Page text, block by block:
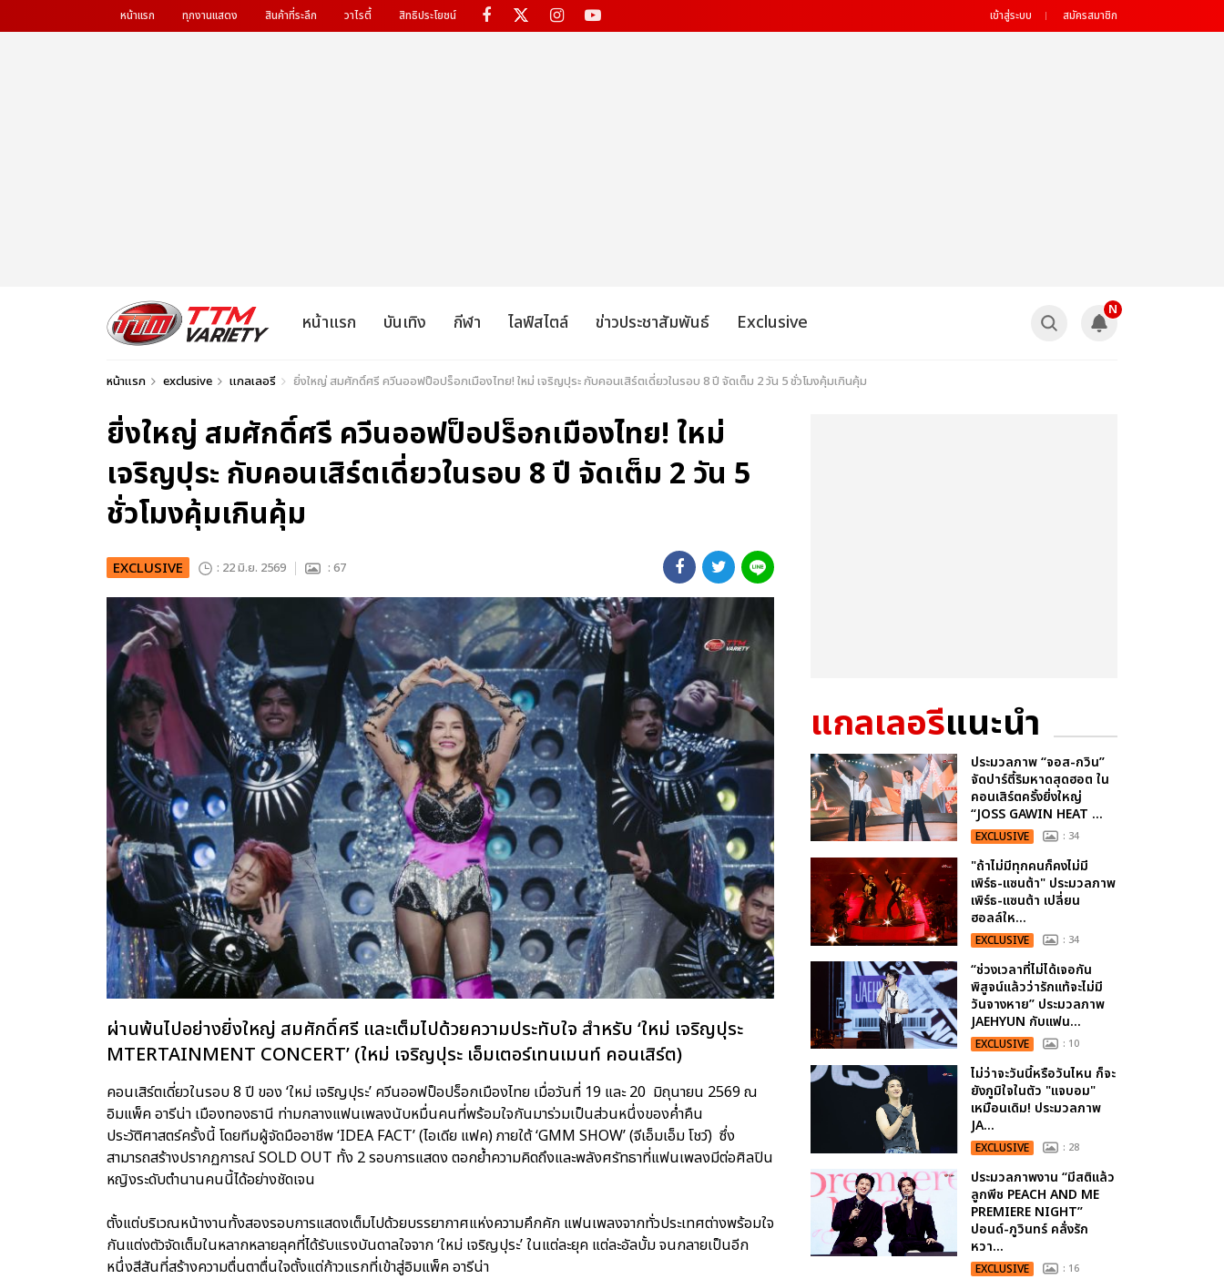
หน้าแรก ทุกงานแสดง สินค้าที่ระลึก วาไรตี้ สิทธิประโยชน์ เข้าสู่ระบบ สมัครสมาชิก
หน้าแรก บันเทิง กีฬา ไลฟ์สไตล์ ข่าวประชาสัมพันธ์ Exclusive
N
หน้าแรก exclusive แกลเลอรี ยิ่งใหญ่ สมศักดิ์ศรี ควีนออฟป็อปร็อกเมืองไทย! ใหม่ เจริญปุระ กับคอนเสิร์ตเดี่ยวในรอบ 8 ปี จัดเต็ม 2 วัน 5 ชั่วโมงคุ้มเกินคุ้ม
ยิ่งใหญ่ สมศักดิ์ศรี ควีนออฟป็อปร็อกเมืองไทย! ใหม่
เจริญปุระ กับคอนเสิร์ตเดี่ยวในรอบ 8 ปี จัดเต็ม 2 วัน 5
ชั่วโมงคุ้มเกินคุ้ม
EXCLUSIVE : 22 มิ.ย. 2569 : 67
ผ่านพ้นไปอย่างยิ่งใหญ่ สมศักดิ์ศรี และเต็มไปด้วยความประทับใจ สำหรับ ‘ใหม่ เจริญปุระ
MTERTAINMENT CONCERT’ (ใหม่ เจริญปุระ เอ็มเตอร์เทนเมนท์ คอนเสิร์ต)
คอนเสิร์ตเดี่ยวในรอบ 8 ปี ของ ‘ใหม่ เจริญปุระ’ ควีนออฟป็อปร็อกเมืองไทย เมื่อวันที่ 19 และ 20 มิถุนายน 2569 ณ
อิมแพ็ค อารีน่า เมืองทองธานี ท่ามกลางแฟนเพลงนับหมื่นคนที่พร้อมใจกันมาร่วมเป็นส่วนหนึ่งของค่ำคืน
ประวัติศาสตร์ครั้งนี้ โดยทีมผู้จัดมืออาชีพ ‘IDEA FACT’ (ไอเดีย แฟค) ภายใต้ ‘GMM SHOW’ (จีเอ็มเอ็ม โชว์) ซึ่ง
สามารถสร้างปรากฏการณ์ SOLD OUT ทั้ง 2 รอบการแสดง ตอกย้ำความคิดถึงและพลังศรัทธาที่แฟนเพลงมีต่อศิลปิน
หญิงระดับตำนานคนนี้ได้อย่างชัดเจน
ตั้งแต่บริเวณหน้างานทั้งสองรอบการแสดงเต็มไปด้วยบรรยากาศแห่งความคึกคัก แฟนเพลงจากทั่วประเทศต่างพร้อมใจ
กันแต่งตัวจัดเต็มในหลากหลายลุคที่ได้รับแรงบันดาลใจจาก ‘ใหม่ เจริญปุระ’ ในแต่ละยุค แต่ละอัลบั้ม จนกลายเป็นอีก
หนึ่งสีสันที่สร้างความตื่นตาตื่นใจตั้งแต่ก้าวแรกที่เข้าสู่อิมแพ็ค อารีน่า
แกลเลอรีแนะนำ
ประมวลภาพ “จอส-กวิน”
จัดปาร์ตี้ริมหาดสุดฮอต ใน
คอนเสิร์ตครั้งยิ่งใหญ่
“JOSS GAWIN HEAT ...
EXCLUSIVE : 34
"ถ้าไม่มีทุกคนก็คงไม่มี
เพิร์ธ-แซนต้า" ประมวลภาพ
เพิร์ธ-แซนต้า เปลี่ยน
ฮอลล์ให...
EXCLUSIVE : 34
“ช่วงเวลาที่ไม่ได้เจอกัน
พิสูจน์แล้วว่ารักแท้จะไม่มี
วันจางหาย” ประมวลภาพ
JAEHYUN กับแฟน...
EXCLUSIVE : 10
ไม่ว่าจะวันนี้หรือวันไหน ก็จะ
ยังภูมิใจในตัว "แจบอม"
เหมือนเดิม! ประมวลภาพ
JA...
EXCLUSIVE : 28
ประมวลภาพงาน “มีสติแล้ว
ลูกพีช PEACH AND ME
PREMIERE NIGHT”
ปอนด์-ภูวินทร์ คลั่งรัก
หวา...
EXCLUSIVE : 16